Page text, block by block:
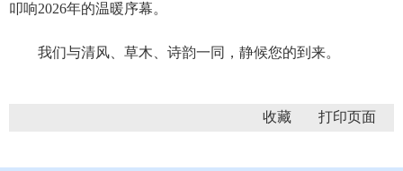
叩响2026年的温暖序幕。
我们与清风、草木、诗韵一同，静候您的到来。
收藏